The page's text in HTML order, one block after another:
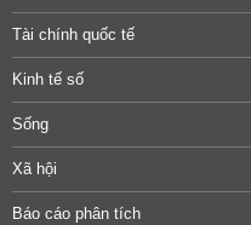
Tài chính quốc tế
Kinh tế số
Sống
Xã hội
Báo cáo phân tích